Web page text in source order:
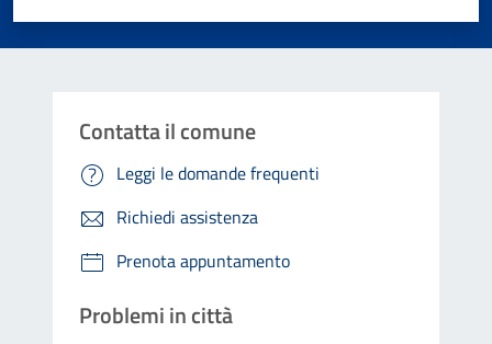
Contatta il comune
Leggi le domande frequenti
Richiedi assistenza
Prenota appuntamento
Problemi in città